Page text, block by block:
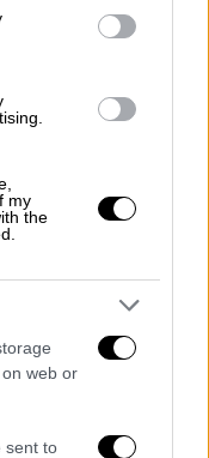
my
the
web or
sent to
από
τη δεύτερη από
όλα αυτά δεν
ελπίδα και στην